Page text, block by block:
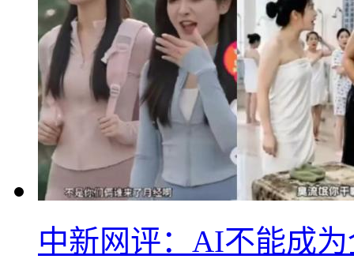
中新网评：AI不能成